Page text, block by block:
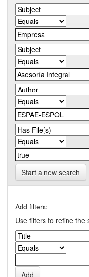
Start a new search
Add filters:
Use filters to refine the